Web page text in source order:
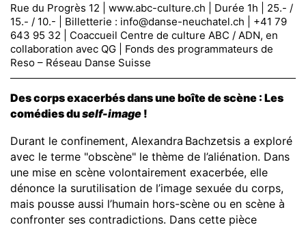
Rue du Progrès 12 | www.abc-culture.ch | Durée 1h | 25.- /
15.- / 10.- | Billetterie : info@danse-neuchatel.ch | +41 79
643 95 32 | Coaccueil Centre de culture ABC / ADN, en
collaboration avec QG | Fonds des programmateurs de
Reso – Réseau Danse Suisse
Des corps exacerbés dans une boîte de scène : Les
comédies duself-image !
Durant le confinement, Alexandra Bachzetsis a exploré
avec le terme "obscène" le thème de l’aliénation. Dans
une mise en scène volontairement exacerbée, elle
dénonce la surutilisation de l’image sexuée du corps,
mais pousse aussi l’humain hors-scène ou en scène à
confronter ses contradictions. Dans cette pièce